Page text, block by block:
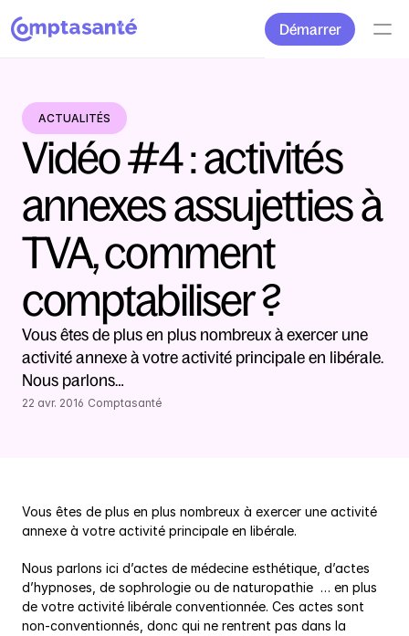
Démarrer
ACTUALITÉS
Vidéo #4 : activités
annexes assujetties à
TVA, comment
comptabiliser ?
Vous êtes de plus en plus nombreux à exercer une
activité annexe à votre activité principale en libérale.
Nous parlons…
22 avr. 2016 Comptasanté
Vous êtes de plus en plus nombreux à exercer une activité
annexe à votre activité principale en libérale.
Nous parlons ici d’actes de médecine esthétique, d’actes
d’hypnoses, de sophrologie ou de naturopathie  … en plus
de votre activité libérale conventionnée. Ces actes sont
non-conventionnés, donc qui ne rentrent pas dans la